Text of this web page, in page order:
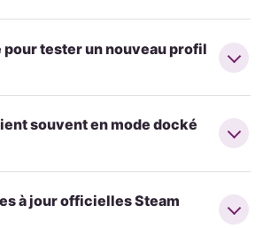
tester un nouveau profil
souvent en mode docké
à jour officielles Steam